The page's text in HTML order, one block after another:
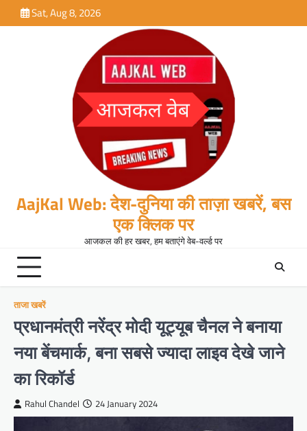
to
Sat, Aug 8, 2026
AajKal Web: देश-दुनिया की ताज़ा खबरें, बस
एक क्लिक पर
आजकल की हर खबर, हम बताएंगे वेब-वर्ल्ड पर
ताजा खबरें
प्रधानमंत्री नरेंद्र मोदी यूट्यूब चैनल ने बनाया
नया बेंचमार्क, बना सबसे ज्यादा लाइव देखे जाने
का रिकॉर्ड
Rahul Chandel 24 January 2024